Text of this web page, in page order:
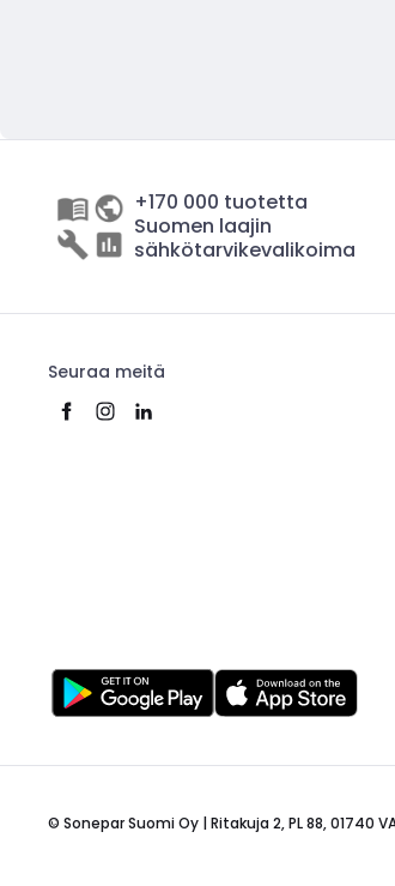
+170 000 tuotetta
Suomen laajin
sähkötarvikevalikoima
Seuraa meitä
© Sonepar Suomi Oy | Ritakuja 2, PL 88, 01740